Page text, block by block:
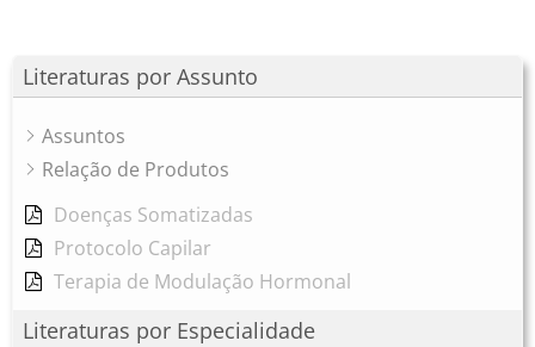
Literaturas por Assunto
Assuntos
Relação de Produtos
Doenças Somatizadas
Protocolo Capilar
Terapia de Modulação Hormonal
Literaturas por Especialidade